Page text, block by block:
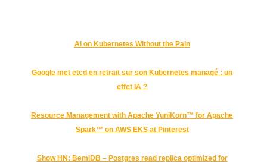
AI on Kubernetes Without the Pain
Google met etcd en retrait sur son Kubernetes managé : un
effet IA ?
Resource Management with Apache YuniKorn™ for Apache
Spark™ on AWS EKS at Pinterest
Show HN: BemiDB – Postgres read replica optimized for